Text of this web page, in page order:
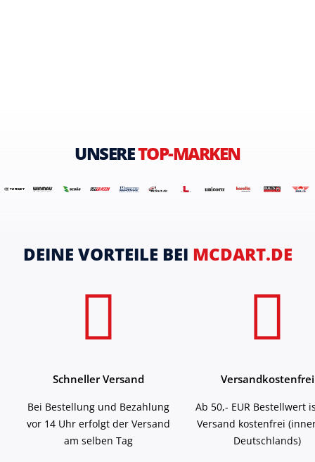
UNSERETOP-MARKEN
DEINE VORTEILE BEI MCDART.DE
Schneller Versand
Bei Bestellung und Bezahlung
vor 14 Uhr erfolgt der Versand
am selben Tag
Versandkostenfrei
Ab 50,- EUR Bestellwert
Versand kostenfrei
Deutschlands)